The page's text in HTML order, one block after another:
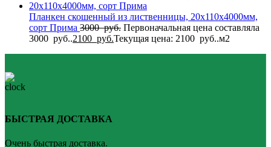
Планкен скошенный из лиственницы, 20x110x4000мм,
сорт Прима 3000руб. Первоначальная цена составляла
3000 руб..2100 руб.Текущая цена: 2100 руб..м2
БЫСТРАЯ ДОСТАВКА
Очень быстрая доставка.